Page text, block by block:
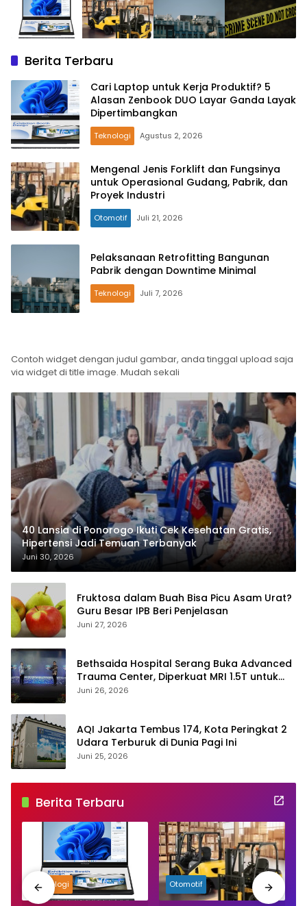
Berita Terbaru
Cari Laptop untuk Kerja Produktif? 5
Alasan Zenbook DUO Layar Ganda Layak
Dipertimbangkan
Teknologi Agustus 2, 2026
Mengenal Jenis Forklift dan Fungsinya
untuk Operasional Gudang, Pabrik, dan
Proyek Industri
Otomotif Juli 21, 2026
Pelaksanaan Retrofitting Bangunan
Pabrik dengan Downtime Minimal
Teknologi Juli 7, 2026
Teras
Contoh widget dengan judul gambar, anda tinggal upload saja
via widget di title image. Mudah sekali
40 Lansia di Ponorogo Ikuti Cek Kesehatan Gratis,
Hipertensi Jadi Temuan Terbanyak
Juni 30, 2026
Fruktosa dalam Buah Bisa Picu Asam Urat?
Guru Besar IPB Beri Penjelasan
Juni 27, 2026
Bethsaida Hospital Serang Buka Advanced
Trauma Center, Diperkuat MRI 1.5T untuk
Tangani Kecelakaan Kerja
Juni 26, 2026
AQI Jakarta Tembus 174, Kota Peringkat 2
Udara Terburuk di Dunia Pagi Ini
Juni 25, 2026
Berita Terbaru
Teknologi Otomotif